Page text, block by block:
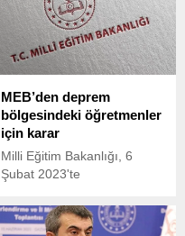
MEB’den deprem
bölgesindeki öğretmenler
için karar
Milli Eğitim Bakanlığı, 6
Şubat 2023'te
yaşanan depremler
nedeniyle yer değiştiren